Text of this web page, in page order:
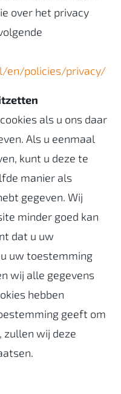
over het privacy
en/policies/privacy/
als u ons daar
Als u eenmaal
kunt u deze te
manier als
gegeven. Wij
minder goed kan
dat u uw
uw toestemming
wij alle gegevens
hebben
geeft om
zullen wij deze